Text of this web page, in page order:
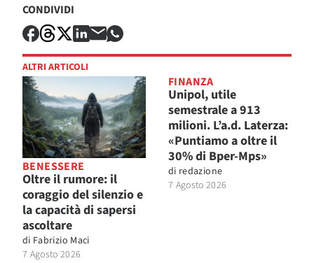
CONDIVIDI
ALTRI ARTICOLI
BENESSERE
Oltre il rumore: il
coraggio del silenzio e
la capacità di sapersi
ascoltare
di Fabrizio Maci
7 Agosto 2026
FINANZA
Unipol, utile
semestrale a 913
milioni. L’a.d. Laterza:
«Puntiamo a oltre il
30% di Bper-Mps»
di redazione
7 Agosto 2026